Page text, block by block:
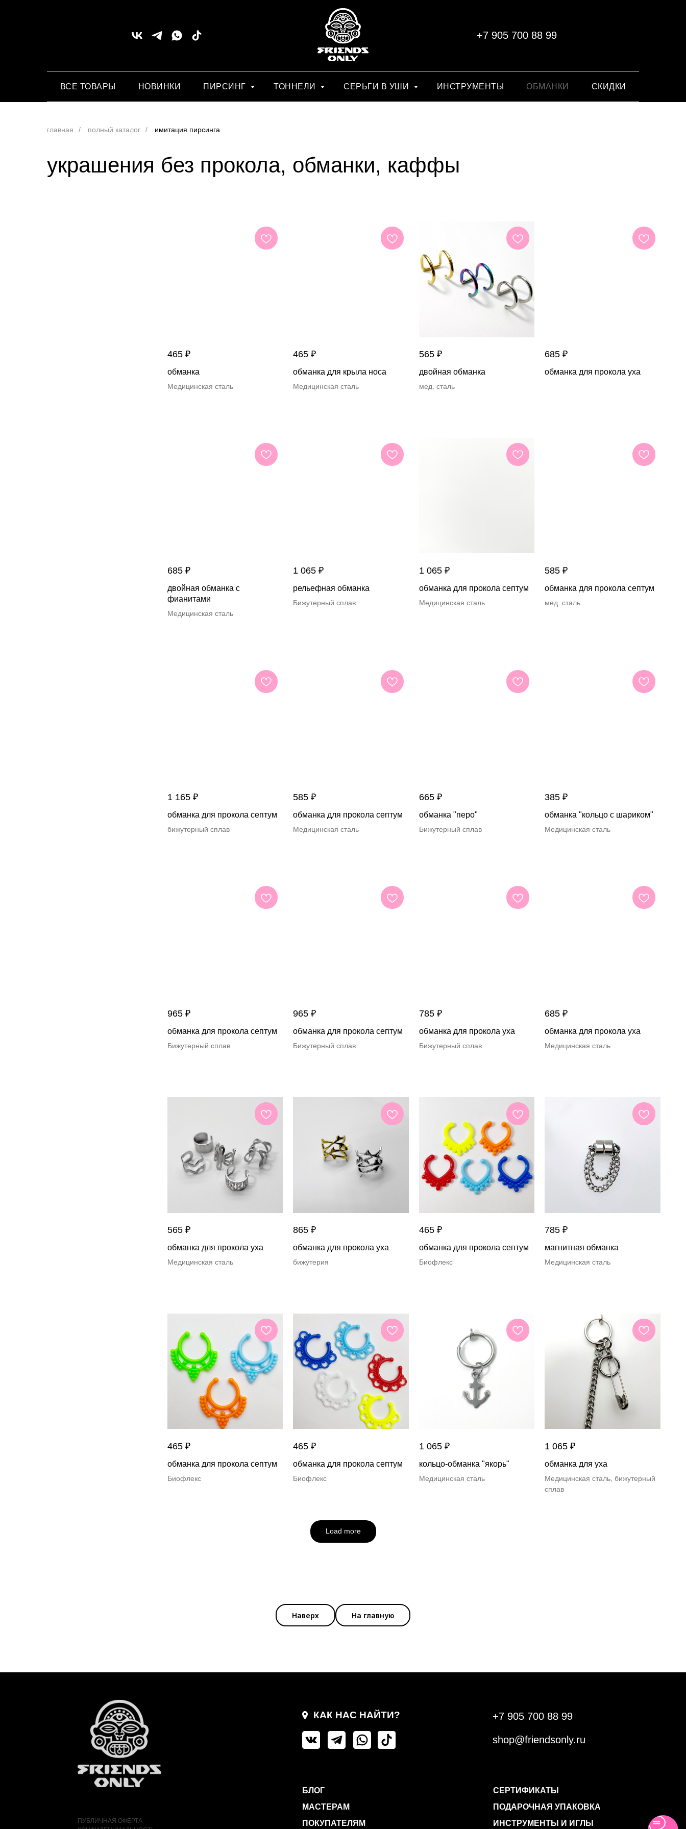
+7 905 700 88 99
ВСЕ ТОВАРЫ НОВИНКИ ПИРСИНГ ТОННЕЛИ СЕРЬГИ В УШИ ИНСТРУМЕНТЫ ОБМАНКИ СКИДКИ
главная / полный каталог / имитация пирсинга
украшения без прокола, обманки, каффы
465 ₽
обманка
Медицинская сталь
465 ₽
обманка для крыла носа
Медицинская сталь
565 ₽
двойная обманка
мед. сталь
685 ₽
обманка для прокола уха
685 ₽
двойная обманка с
фианитами
Медицинская сталь
1 065 ₽
рельефная обманка
Бижутерный сплав
1 065 ₽
обманка для прокола септум
Медицинская сталь
585 ₽
обманка для прокола септум
мед. сталь
1 165 ₽
обманка для прокола септум
бижутерный сплав
585 ₽
обманка для прокола септум
Медицинская сталь
665 ₽
обманка "перо"
Бижутерный сплав
385 ₽
обманка "кольцо с шариком"
Медицинская сталь
965 ₽
обманка для прокола септум
Бижутерный сплав
965 ₽
обманка для прокола септум
Бижутерный сплав
785 ₽
обманка для прокола уха
Бижутерный сплав
685 ₽
обманка для прокола уха
Медицинская сталь
565 ₽
обманка для прокола уха
Медицинская сталь
865 ₽
обманка для прокола уха
бижутерия
465 ₽
обманка для прокола септум
Биофлекс
785 ₽
магнитная обманка
Медицинская сталь
465 ₽
обманка для прокола септум
Биофлекс
465 ₽
обманка для прокола септум
Биофлекс
1 065 ₽
кольцо-обманка "якорь"
Медицинская сталь
1 065 ₽
обманка для уха
Медицинская сталь, бижутерный
сплав
Load more
Наверх На главную
БЛОГ
МАСТЕРАМ
ПОКУПАТЕЛЯМ
КАК НАС НАЙТИ?
СЕРТИФИКАТЫ
ПОДАРОЧНАЯ УПАКОВКА
ИНСТРУМЕНТЫ И ИГЛЫ
ПУБЛИЧНАЯ ОФЕРТА
shop@friendsonly.ru
+7 905 700 88 99